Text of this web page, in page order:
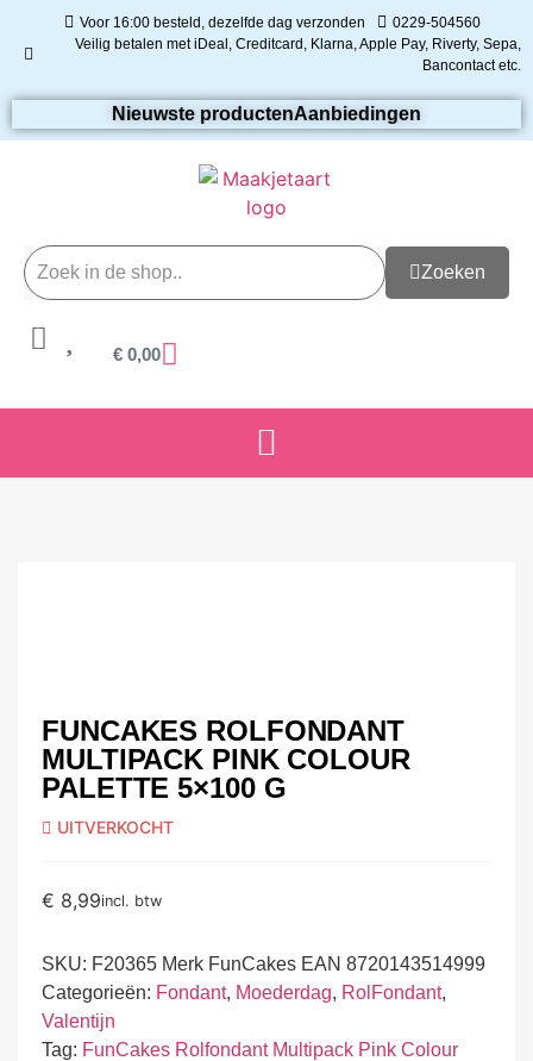
Voor 16:00 besteld, dezelfde dag verzonden
0229-504560
Veilig betalen met iDeal, Creditcard, Klarna, Apple Pay, Riverty, Sepa,
Bancontact etc.
Nieuwste productenAanbiedingen
Zoeken
€ 0,00
FUNCAKES ROLFONDANT
MULTIPACK PINK COLOUR
PALETTE 5×100 G
UITVERKOCHT
€ 8,99incl. btw
SKU: F20365 Merk FunCakes EAN 8720143514999
Categorieën: Fondant, Moederdag, RolFondant,
Valentijn
Tag: FunCakes Rolfondant Multipack Pink Colour